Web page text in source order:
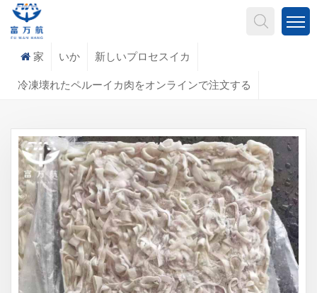
家 いか 新しいプロセスイカ
冷凍壊れたペルーイカ肉をオンラインで注文する